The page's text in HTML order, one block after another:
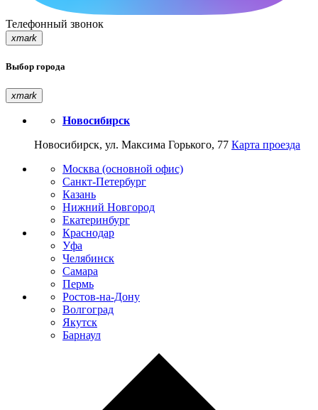
Телефонный звонок
xmark
Выбор города
xmark
Новосибирск
Новосибирск, ул. Максима Горького, 77 Карта проезда
Москва (основной офис)
Санкт-Петербург
Казань
Нижний Новгород
Екатеринбург
Краснодар
Уфа
Челябинск
Самара
Пермь
Ростов-на-Дону
Волгоград
Якутск
Барнаул